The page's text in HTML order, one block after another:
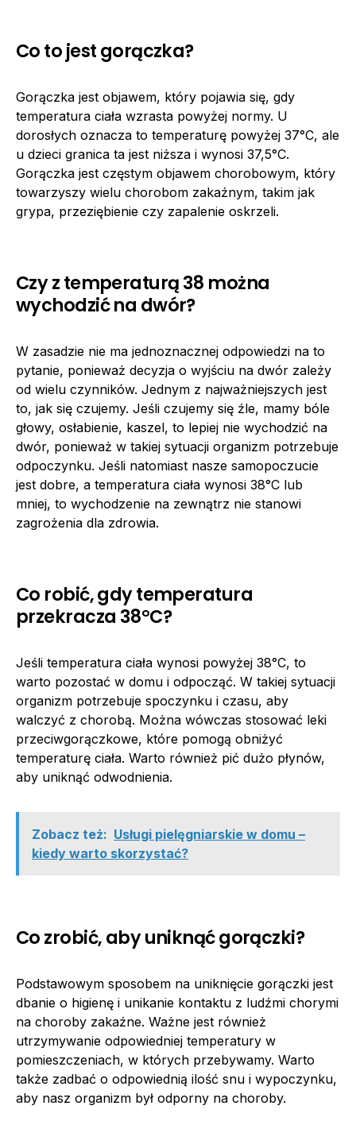
Co to jest gorączka?
Gorączka jest objawem, który pojawia się, gdy
temperatura ciała wzrasta powyżej normy. U
dorosłych oznacza to temperaturę powyżej 37°C, ale
u dzieci granica ta jest niższa i wynosi 37,5°C.
Gorączka jest częstym objawem chorobowym, który
towarzyszy wielu chorobom zakaźnym, takim jak
grypa, przeziębienie czy zapalenie oskrzeli.
Czy z temperaturą 38 można
wychodzić na dwór?
W zasadzie nie ma jednoznacznej odpowiedzi na to
pytanie, ponieważ decyzja o wyjściu na dwór zależy
od wielu czynników. Jednym z najważniejszych jest
to, jak się czujemy. Jeśli czujemy się źle, mamy bóle
głowy, osłabienie, kaszel, to lepiej nie wychodzić na
dwór, ponieważ w takiej sytuacji organizm potrzebuje
odpoczynku. Jeśli natomiast nasze samopoczucie
jest dobre, a temperatura ciała wynosi 38°C lub
mniej, to wychodzenie na zewnątrz nie stanowi
zagrożenia dla zdrowia.
Co robić, gdy temperatura
przekracza 38°C?
Jeśli temperatura ciała wynosi powyżej 38°C, to
warto pozostać w domu i odpocząć. W takiej sytuacji
organizm potrzebuje spoczynku i czasu, aby
walczyć z chorobą. Można wówczas stosować leki
przeciwgorączkowe, które pomogą obniżyć
temperaturę ciała. Warto również pić dużo płynów,
aby uniknąć odwodnienia.
Zobacz też: Usługi pielęgniarskie w domu –
kiedy warto skorzystać?
Co zrobić, aby uniknąć gorączki?
Podstawowym sposobem na uniknięcie gorączki jest
dbanie o higienę i unikanie kontaktu z ludźmi chorymi
na choroby zakaźne. Ważne jest również
utrzymywanie odpowiedniej temperatury w
pomieszczeniach, w których przebywamy. Warto
także zadbać o odpowiednią ilość snu i wypoczynku,
aby nasz organizm był odporny na choroby.